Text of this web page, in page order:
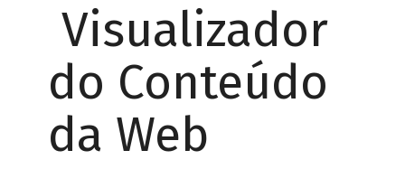
Visualizador
do Conteúdo
da Web